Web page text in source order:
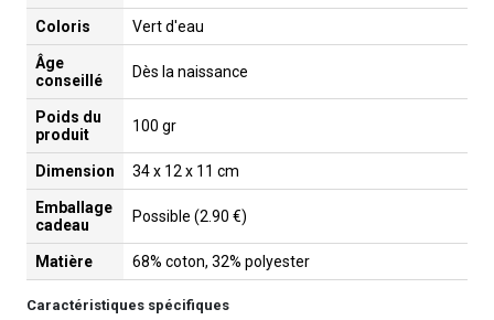
Coloris Vert d'eau
Âge
conseillé
Dès la naissance
Poids du
produit
100 gr
Dimension 34 x 12 x 11 cm
Emballage
cadeau
Possible (2.90 €)
Matière 68% coton, 32% polyester
Caractéristiques spécifiques